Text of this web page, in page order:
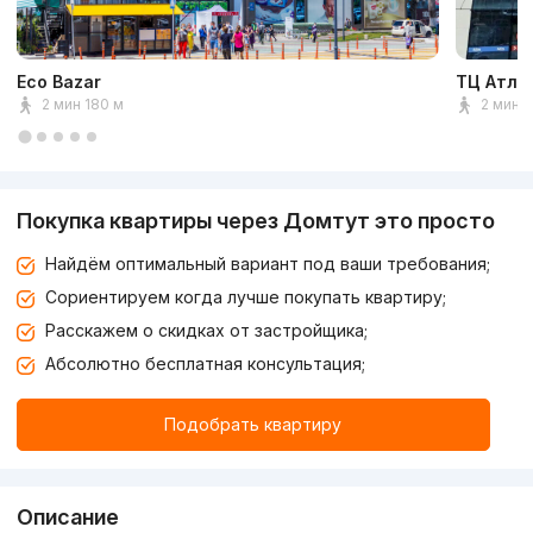
Eco Bazar
2 мин 180 м
ТЦ
2 мин
Покупка квартиры через Домтут это просто
Найдём оптимальный вариант под ваши требования;
Сориентируем когда лучше покупать квартиру;
Расскажем о скидках от застройщика;
Абсолютно бесплатная консультация;
Подобрать квартиру
Описание